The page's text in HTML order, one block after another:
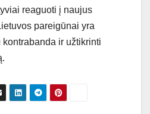
reaguoti į naujus
pareigūnai yra
ir užtikrinti